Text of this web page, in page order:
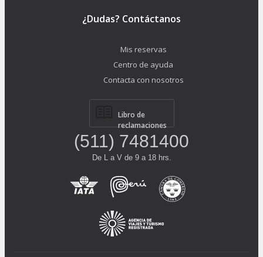
¿Dudas? Contáctanos
Mis reservas
Centro de ayuda
Contacta con nosotros
Libro de
reclamaciones
(511) 7481400
De L a V de 9 a 18 hrs.